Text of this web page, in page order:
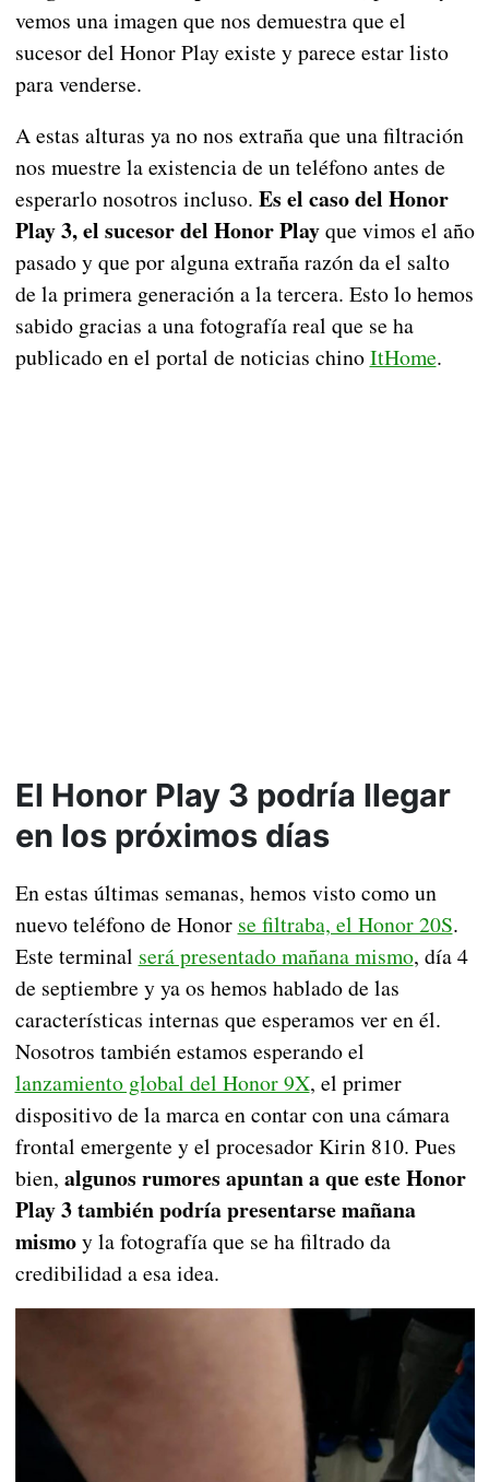
vemos una imagen que nos demuestra que el
sucesor del Honor Play existe y parece estar listo
para venderse.
A estas alturas ya no nos extraña que una filtración
nos muestre la existencia de un teléfono antes de
esperarlo nosotros incluso. Es el caso del Honor
Play 3, el sucesor del Honor Playque vimos el año
pasado y que por alguna extraña razón da el salto
de la primera generación a la tercera. Esto lo hemos
sabido gracias a una fotografía real que se ha
publicado en el portal de noticias chinoItHome.
El Honor Play 3 podría llegar
en los próximos días
En estas últimas semanas, hemos visto como un
nuevo teléfono de Honor se filtraba, el Honor 20S.
Este terminal será presentado mañana mismo, día 4
de septiembre y ya os hemos hablado de las
características internas que esperamos ver en él.
Nosotros también estamos esperando el
lanzamiento global del Honor 9X, el primer
dispositivo de la marca en contar con una cámara
frontal emergente y el procesador Kirin 810. Pues
bien, algunos rumores apuntan a que este Honor
Play 3 también podría presentarse mañana
mismoy la fotografía que se ha filtrado da
credibilidad a esa idea.